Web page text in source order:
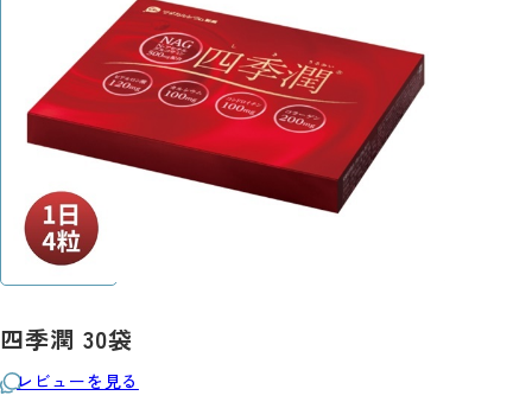
四季潤 30袋
レビューを見る